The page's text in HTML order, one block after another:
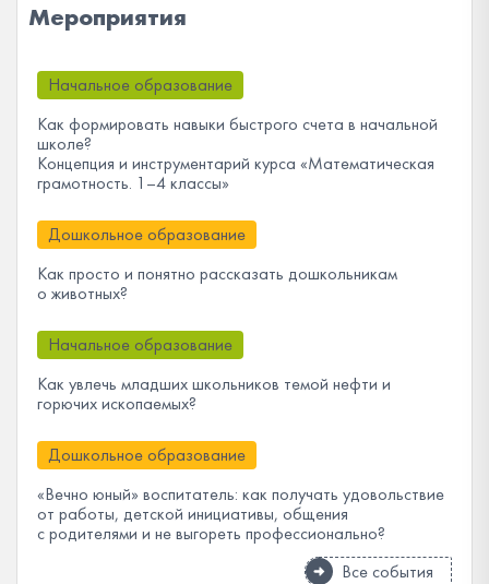
Мероприятия
Начальное образование
Как формировать навыки быстрого счета в начальной
школе?
Концепция и инструментарий курса «Математическая
грамотность. 1–4 классы»
Дошкольное образование
Как просто и понятно рассказать дошкольникам
о животных?
Начальное образование
Как увлечь младших школьников темой нефти и
горючих ископаемых?
Дошкольное образование
«Вечно юный» воспитатель: как получать удовольствие
от работы, детской инициативы, общения
с родителями и не выгореть профессионально?
Все события